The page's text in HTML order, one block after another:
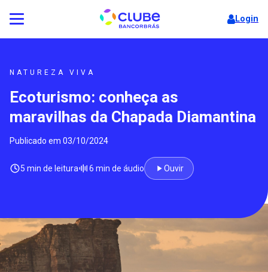
Login
NATUREZA VIVA
Ecoturismo: conheça as
maravilhas da Chapada Diamantina
Publicado em 03/10/2024
5 min de leitura 6 min de áudio Ouvir